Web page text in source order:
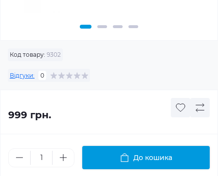
Код товару: 9302
Відгуки: 0
999 грн.
До кошика